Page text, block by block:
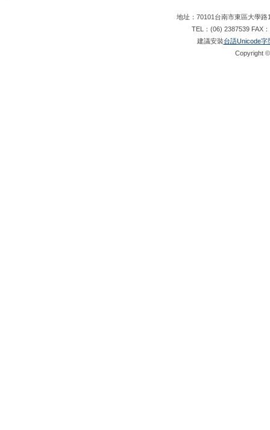
地址：70101台南市東區大學
TEL：(06) 2387539 FAX
建議安裝台語Unicode字
Copyright